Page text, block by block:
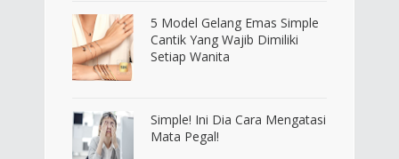
5 Model Gelang Emas Simple
Cantik Yang Wajib Dimiliki
Setiap Wanita
Simple! Ini Dia Cara Mengatasi
Mata Pegal!